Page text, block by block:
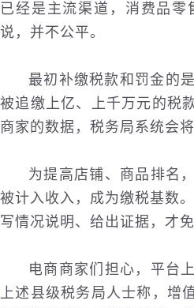
已经是主流渠道，消费品
说，并不公平。
最初补缴税款和罚金的
被追缴上亿、上千万元的税
商家的数据，税务局系统会
为提高店铺、商品排名
被计入收入，成为缴税基数
写情况说明、给出证据，才免
电商商家们担心，平台
上述县级税务局人士称，增